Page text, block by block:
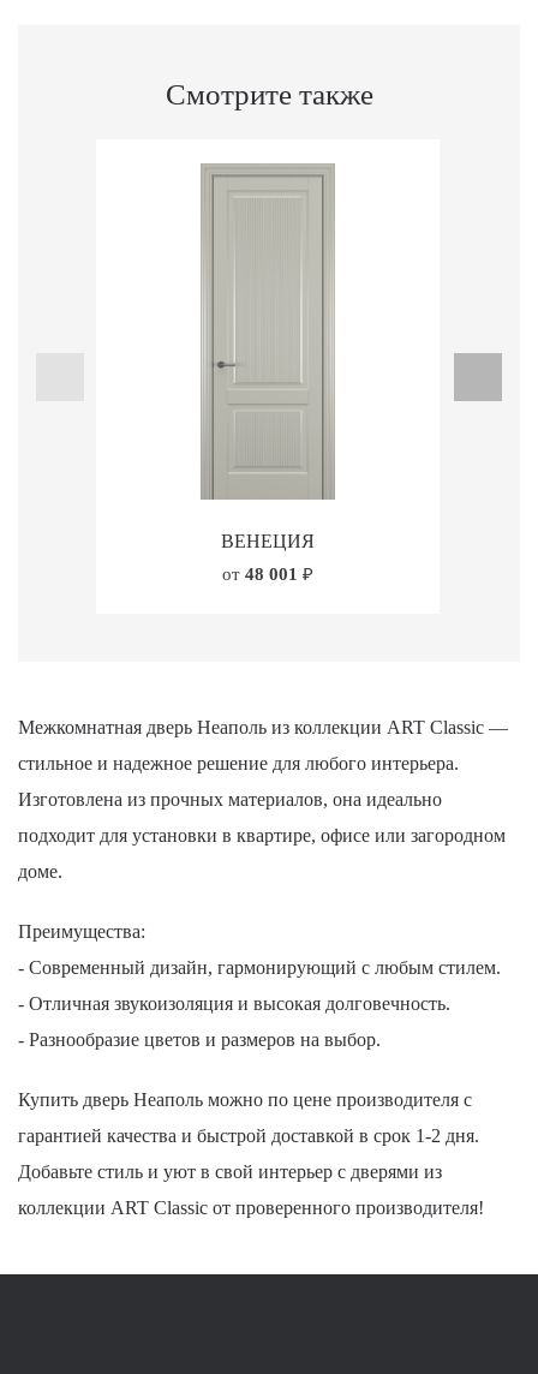
Смотрите также
ВЕНЕЦИЯ
от 48 001 ₽
Межкомнатная дверь Неаполь из коллекции ART Classic —
стильное и надежное решение для любого интерьера.
Изготовлена из прочных материалов, она идеально
подходит для установки в квартире, офисе или загородном
доме.
Преимущества:
- Современный дизайн, гармонирующий с любым стилем.
- Отличная звукоизоляция и высокая долговечность.
- Разнообразие цветов и размеров на выбор.
Купить дверь Неаполь можно по цене производителя с
гарантией качества и быстрой доставкой в срок 1-2 дня.
Добавьте стиль и уют в свой интерьер с дверями из
коллекции ART Classic от проверенного производителя!